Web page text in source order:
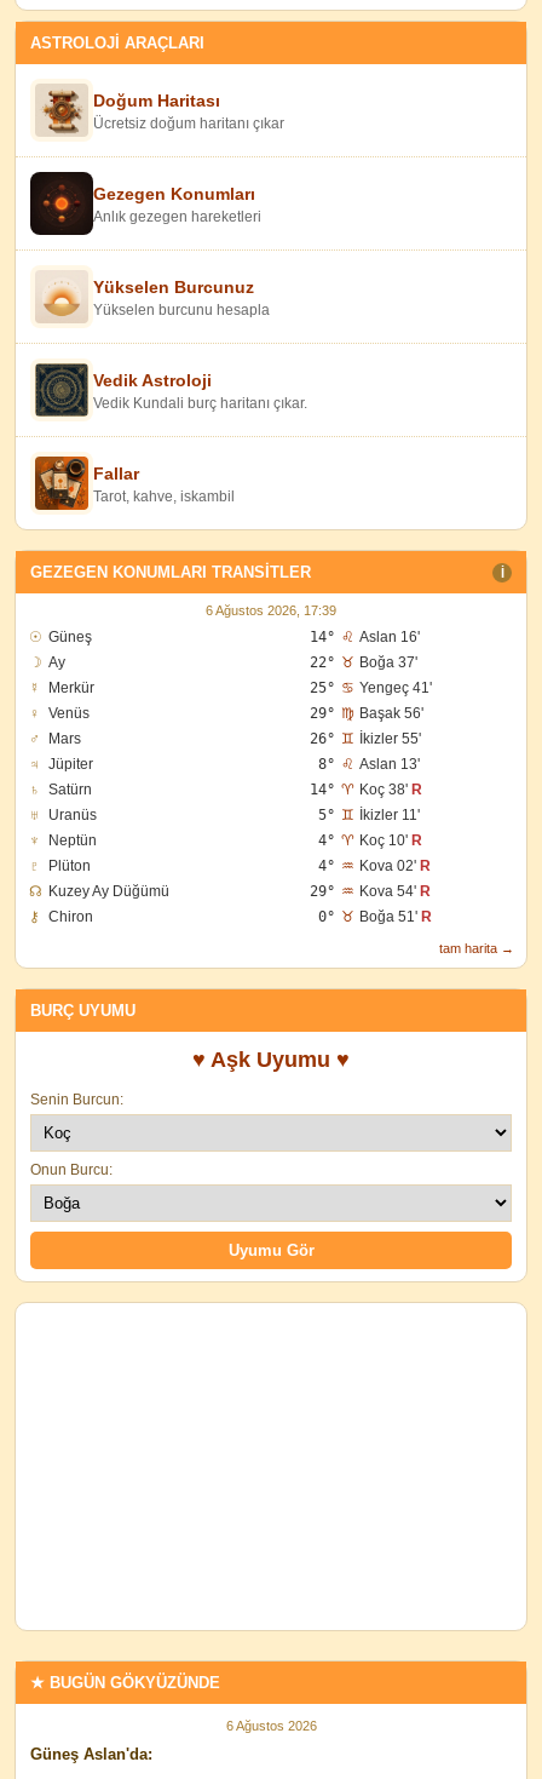
★ BUGÜN GÖKYÜZÜNDE
6 Ağustos 2026
Güneş Aslan'da:
ASTROLOJİ ARAÇLARI
Doğum Haritası
Ücretsiz doğum haritanı çıkar
Gezegen Konumları
Anlık gezegen hareketleri
Yükselen Burcunuz
Yükselen burcunu hesapla
Vedik Astroloji
Vedik Kundali burç haritanı çıkar.
Fallar
Tarot, kahve, iskambil
GEZEGEN KONUMLARI TRANSITLER I
6 Ağustos 2026, 17:39
☉ Güneş 14° ♌ Aslan 16'
☽ Ay 22° ♉ Boğa 37'
☿
Merkür 25° ♋ Yengeç 41'
♀
Venüs 29° ♍ Başak 56'
♂
Mars 26° ♊
İkizler 55'
♃
Jüpiter 8° ♌ Aslan 13'
♄
Satürn 14° ♈ Koç 38' R
♅
Uranüs 5° ♊
İkizler 11'
♆
Neptün 4° ♈ Koç 10' R
♇
Plüton 4° ♒ Kova 02' R
☊ Kuzey Ay Düğümü 29° ♒ Kova 54' R
⚷
Chiron 0° ♉ Boğa 51' R
tam harita →
BURÇ UYUMU
♥ Aşk Uyumu ♥
Senin Burcun:
Onun Burcu: